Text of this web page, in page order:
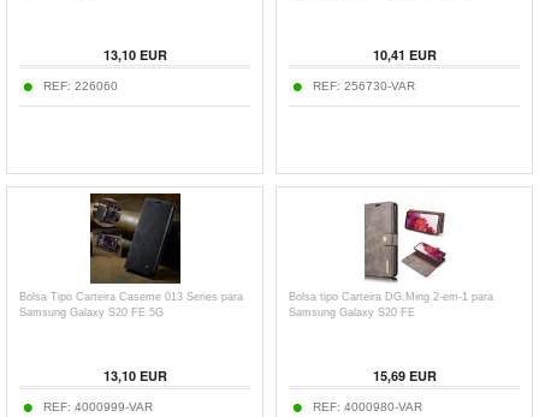
13,10EUR
REF: 226060
10,41 EUR
REF: 256730-VAR
Bolsa Tipo Carteira Caseme 013 Series para
Samsung Galaxy S20 FE 5G
13,10EUR
REF: 4000999-VAR
Bolsa tipo Carteira DG.Ming 2-em-1 para
Samsung Galaxy S20 FE
15,69EUR
REF: 4000980-VAR